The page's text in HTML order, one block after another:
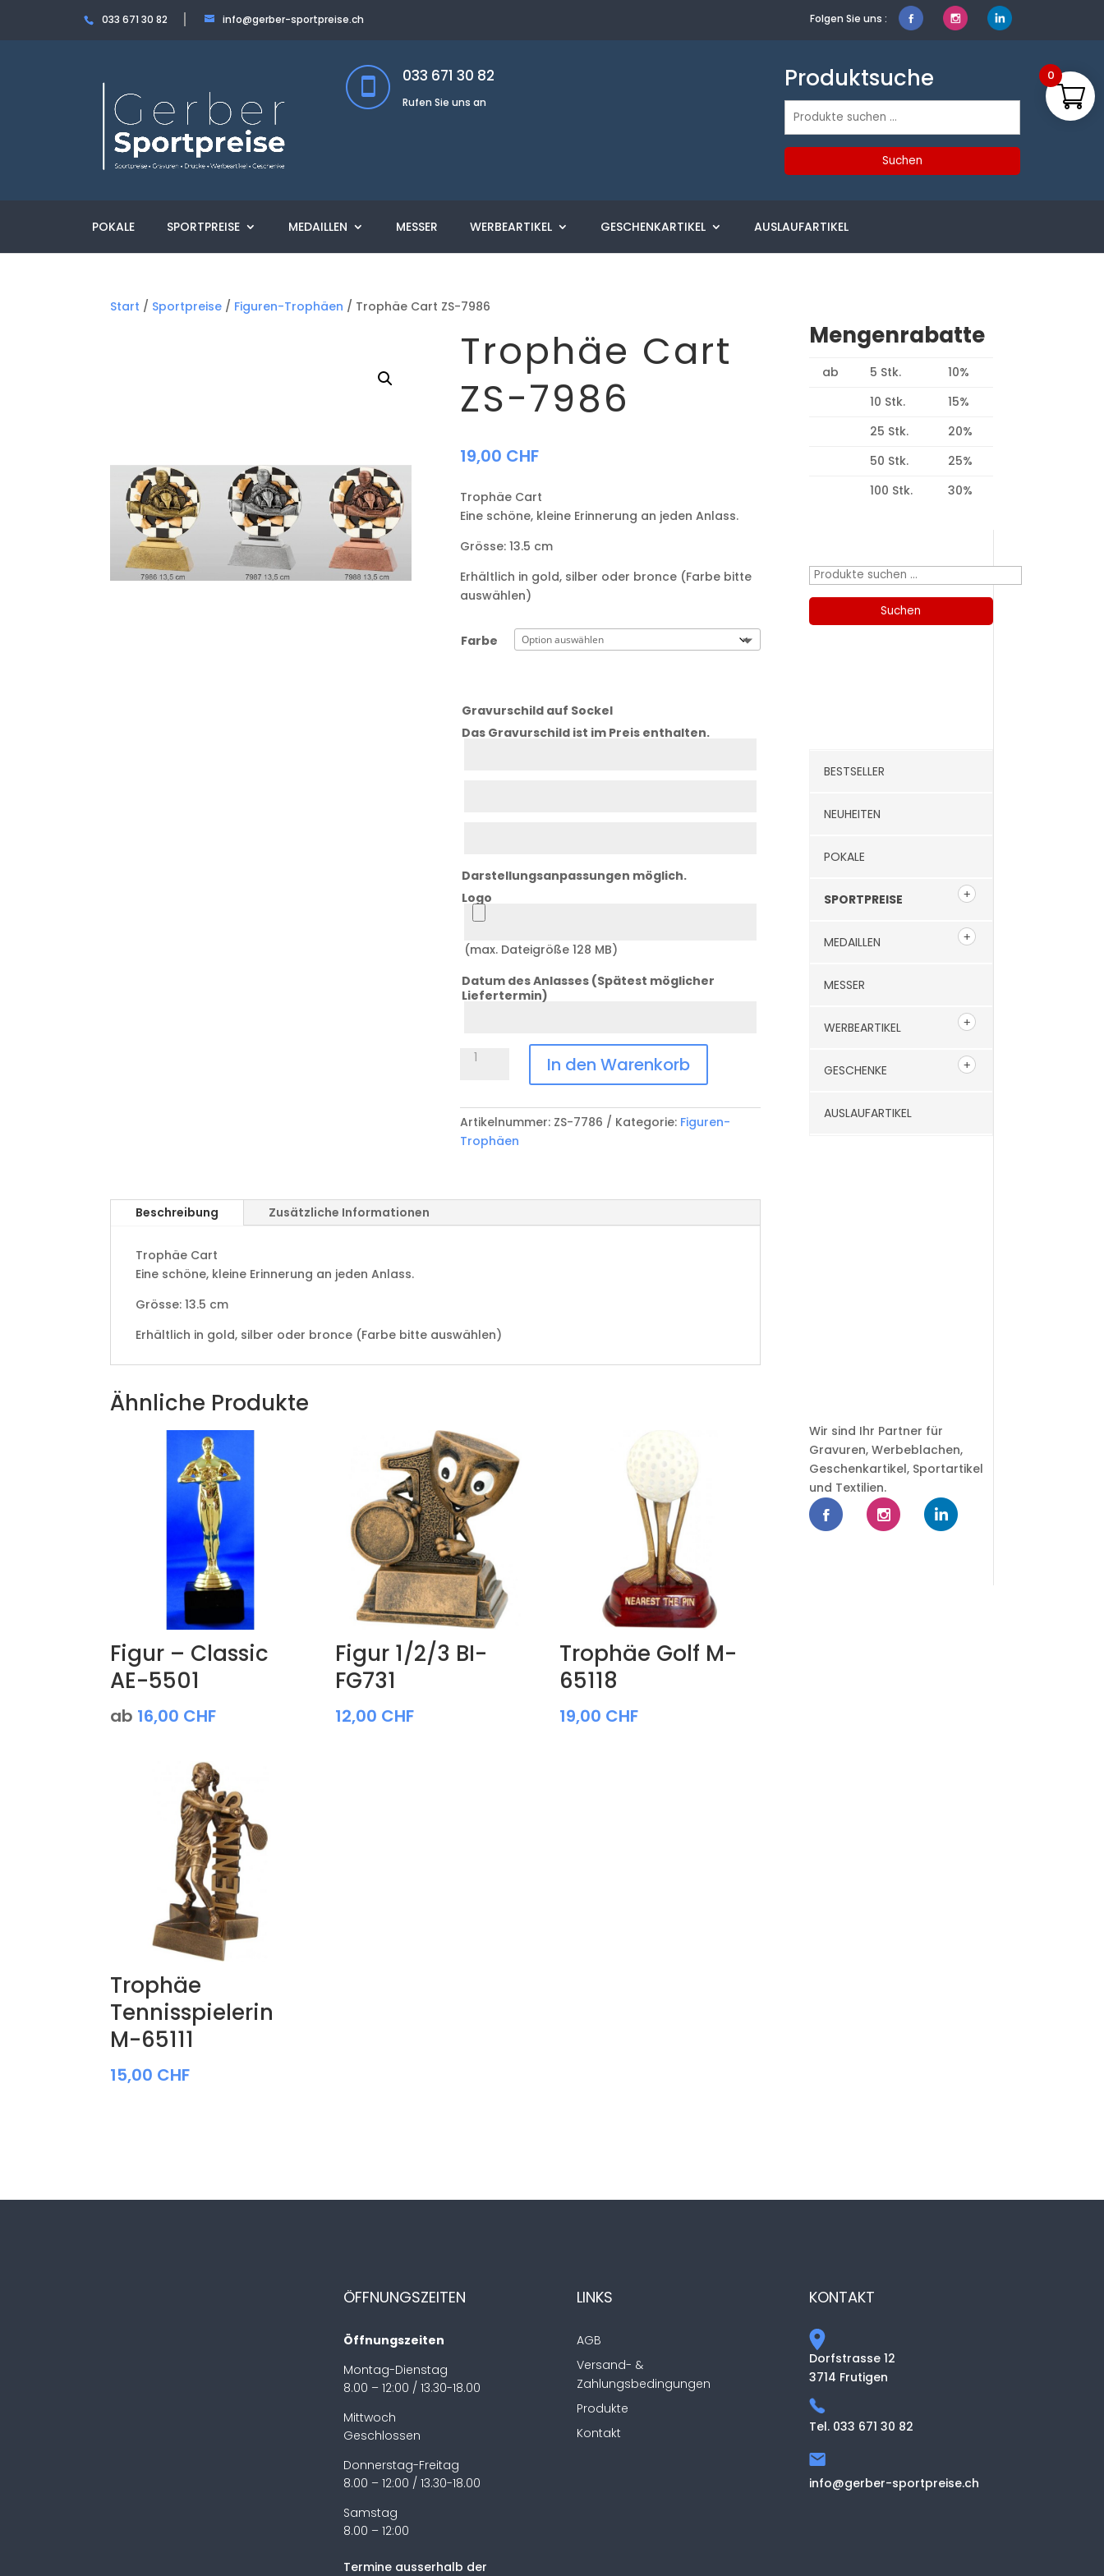
033 671 30 82 info@gerber-sportpreise.ch Folgen Sie uns :
033 671 30 82
Rufen Sie uns an
Produktsuche
Suchen
Suchen
POKALE SPORTPREISE MEDAILLEN MESSER WERBEARTIKEL GESCHENKARTIKEL AUSLAUFARTIKEL
Start / Sportpreise / Figuren-Trophäen / Trophäe Cart ZS-7986
Trophäe Cart
ZS-7986
19,00 CHF
Trophäe Cart
Eine schöne, kleine Erinnerung an jeden Anlass.
Grösse: 13.5 cm
Erhältlich in gold, silber oder bronce (Farbe bitte
auswählen)
Farbe
Gravurschild auf Sockel
Das Gravurschild ist im Preis enthalten.
Darstellungsanpassungen möglich.
Logo
Logo
(max. Dateigröße 128 MB)
Datum des Anlasses (Spätest möglicher
Liefertermin)
Trophäe
7986
Menge
In den Warenkorb
Artikelnummer: ZS-7786 Kategorie: Figuren-
Trophäen
Beschreibung Zusätzliche Informationen
Trophäe Cart
Eine schöne, kleine Erinnerung an jeden Anlass.
Grösse: 13.5 cm
Erhältlich in gold, silber oder bronce (Farbe bitte auswählen)
Ähnliche Produkte
Figur – Classic
AE-5501
ab 16,00 CHF
Figur 1/2/3 BI-
FG731
12,00 CHF
Trophäe Golf M-
65118
19,00 CHF
Trophäe
Tennisspielerin
M-65111
15,00 CHF
Mengenrabatte
ab 5 Stk.
10%
10 Stk.
15%
25 Stk.
20%
50 Stk.
25%
100 Stk.
30%
Suchen
Suchen
BESTSELLER
NEUHEITEN
POKALE
SPORTPREISE
MEDAILLEN
MESSER
WERBEARTIKEL
GESCHENKE
AUSLAUFARTIKEL
Wir sind Ihr Partner für
Gravuren, Werbeblachen,
Geschenkartikel, Sportartikel
und Textilien.
ÖFFNUNGSZEITEN
Öffnungszeiten
Montag-Dienstag
8.00 – 12:00 / 13.30-18.00
Mittwoch
Geschlossen
Donnerstag-Freitag
8.00 – 12:00 / 13.30-18.00
Samstag
8.00 – 12:00
Termine ausserhalb der
LINKS
AGB
Versand- &
Zahlungsbedingungen
Produkte
Kontakt
KONTAKT
Dorfstrasse 12
3714 Frutigen
Tel. 033 671 30 82
info@gerber-sportpreise.ch
0